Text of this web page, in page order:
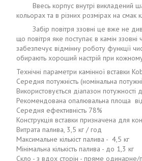
Ввесь корпус внутрі викладений
кольорах та в різних розмірах на смак
Забір повітря ззовні це вже не
що повітря яке поступає в камін
забезпечує відмінну роботу функції
обирають хороший настрій при кожному
Технічні параметри камінної вставки
Середня потужність (номінальна
Використовується діапазон
Рекомендована опалювальна площа
Середня ефективність 78%
Конструкція вставки призначена для
Витрата палива, 3,5 кг / год
Максимальне кількіст палива - 4,5 кг
Мінімальна кількість палива - до 1,3 кг
Скло - з вдох сторін - пряме